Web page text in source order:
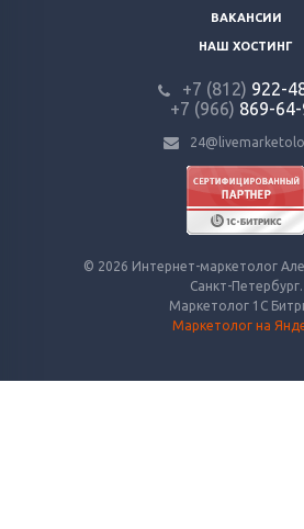
ВАКАНСИИ
НАШ ХОСТИНГ
+7 (812) 922-
+7 (966) 869-64-
© 2026 Интернет-маркетолог
Санкт-Петербург.
Маркетолог 1С
Маркетолог на